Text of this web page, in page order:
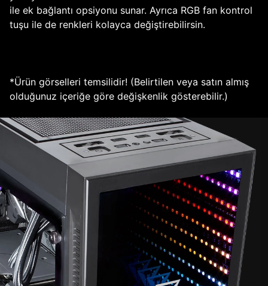
ile ek bağlantı opsiyonu sunar. Ayrıca RGB fan kontrol
tuşu ile de renkleri kolayca değiştirebilirsin.
*Ürün görselleri temsilidir! (Belirtilen veya satın almış
olduğunuz içeriğe göre değişkenlik gösterebilir.)